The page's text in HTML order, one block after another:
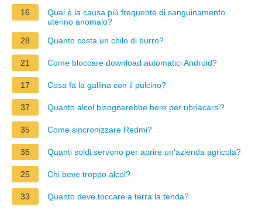
16
Qual è la causa più frequente di sanguinamento
uterino anomalo?
28
Quanto costa un chilo di burro?
21 Come bloccare download automatici Android?
17 Cosa fa la gallina con il pulcino?
37 Quanto alcol bisognerebbe bere per ubriacarsi?
35 Come sincronizzare Redmi?
35 Quanti soldi servono per aprire un'azienda agricola?
25 Chi beve troppo alcol?
33 Quanto deve toccare a terra la tenda?